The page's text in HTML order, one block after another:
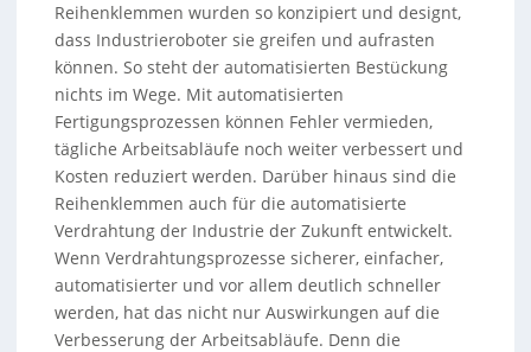
Reihenklemmen wurden so konzipiert und designt,
dass Industrieroboter sie greifen und aufrasten
können. So steht der automatisierten Bestückung
nichts im Wege. Mit automatisierten
Fertigungsprozessen können Fehler vermieden,
tägliche Arbeitsabläufe noch weiter verbessert und
Kosten reduziert werden. Darüber hinaus sind die
Reihenklemmen auch für die automatisierte
Verdrahtung der Industrie der Zukunft entwickelt.
Wenn Verdrahtungsprozesse sicherer, einfacher,
automatisierter und vor allem deutlich schneller
werden, hat das nicht nur Auswirkungen auf die
Verbesserung der Arbeitsabläufe. Denn die